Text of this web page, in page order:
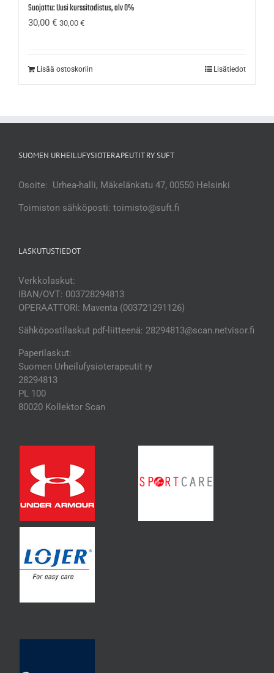
Suojattu: Uusi kurssitodistus, alv 0%
30,00 € 30,00 €
Lisää ostoskoriin Lisätiedot
SUOMEN URHEILUFYSIOTERAPEUTIT RY SUFT
Osoite: Urhea-halli, Mäkelänkatu 47, 00550 Helsinki
Toimiston sähköposti: toimisto@suft.fi
LASKUTUSTIEDOT
Verkkolaskut:
IBAN/OVT: 003728294813
OPERAATTORI: Maventa (003721291126)
Sähköpostilaskut pdf-liitteenä: 28294813@scan.netvisor.fi
Paperilaskut:
Suomen Urheilufysioterapeutit ry
28294813
PL 100
80020 Kollektor Scan